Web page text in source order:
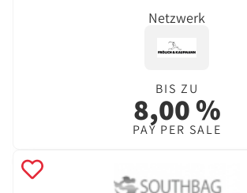
Netzwerk
BIS ZU
8,00 %
PAY PER SALE